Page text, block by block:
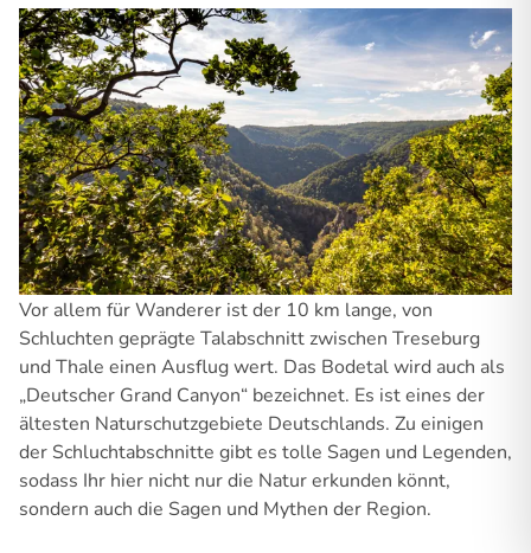
Vor allem für Wanderer ist der 10 km lange, von
Schluchten geprägte Talabschnitt zwischen Treseburg
und Thale einen Ausflug wert. Das Bodetal wird auch als
„Deutscher Grand Canyon“ bezeichnet. Es ist eines der
ältesten Naturschutzgebiete Deutschlands. Zu einigen
der Schluchtabschnitte gibt es tolle Sagen und Legenden,
sodass Ihr hier nicht nur die Natur erkunden könnt,
sondern auch die Sagen und Mythen der Region.